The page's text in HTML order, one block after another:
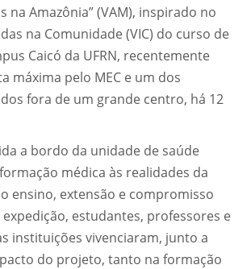
na Amazônia” (VAM), inspirado no
na Comunidade (VIC) do curso de
Caicó da UFRN, recentemente
máxima pelo MEC e um dos
fora de um grande centro, há 12
a bordo da unidade de saúde
médica às realidades da
ensino, extensão e compromisso
estudantes, professores e
instituições vivenciaram, junto a
do projeto, tanto na formação